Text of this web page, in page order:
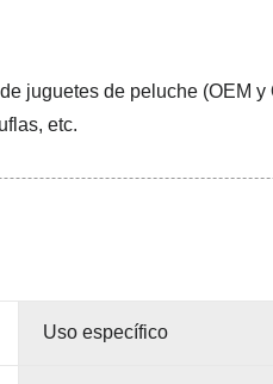
juguetes de peluche (OEM
etc.
Uso específico